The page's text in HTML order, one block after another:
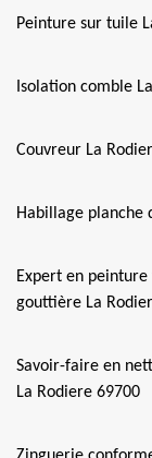
Peinture sur tuile
Isolation comble
Couvreur La
Habillage planche
Expert en
gouttière La
Savoir-faire en
La Rodiere 69700